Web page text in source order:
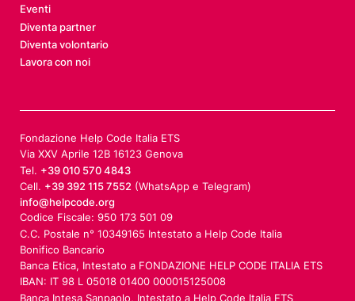
Eventi
Diventa partner
Diventa volontario
Lavora con noi
Fondazione Help Code Italia ETS
Via XXV Aprile 12B 16123 Genova
Tel. +39 010 570 4843
Cell. +39 392 115 7552 (WhatsApp e Telegram)
info@helpcode.org
Codice Fiscale: 950 173 501 09
C.C. Postale n° 10349165 Intestato a Help Code Italia
Bonifico Bancario
Banca Etica, Intestato a FONDAZIONE HELP CODE ITALIA ETS
IBAN: IT 98 L 05018 01400 000015125008
Banca Intesa Sanpaolo, Intestato a Help Code Italia ETS